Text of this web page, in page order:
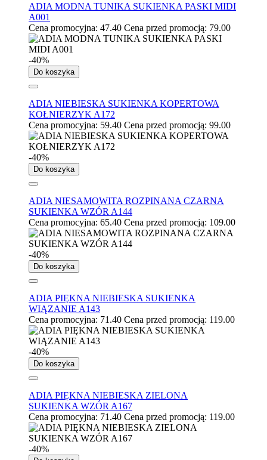
ADIA MODNA TUNIKA SUKIENKA PASKI MIDI
A001
Cena promocyjna: 47.40 Cena przed promocją: 79.00
-40%
Do koszyka
ADIA NIEBIESKA SUKIENKA KOPERTOWA
KOŁNIERZYK A172
Cena promocyjna: 59.40 Cena przed promocją: 99.00
-40%
Do koszyka
ADIA NIESAMOWITA ROZPINANA CZARNA
SUKIENKA WZÓR A144
Cena promocyjna: 65.40 Cena przed promocją: 109.00
-40%
Do koszyka
ADIA PIĘKNA NIEBIESKA SUKIENKA
WIĄZANIE A143
Cena promocyjna: 71.40 Cena przed promocją: 119.00
-40%
Do koszyka
ADIA PIĘKNA NIEBIESKA ZIELONA
SUKIENKA WZÓR A167
Cena promocyjna: 71.40 Cena przed promocją: 119.00
-40%